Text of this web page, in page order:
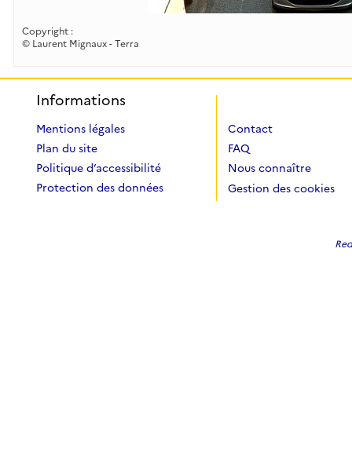
Copyright :
© Laurent Mignaux - Terra
Informations
Mentions légales
Plan du site
Politique d’accessibilité
Protection des données
Contact
FAQ
Nous connaître
Gestion des cookies